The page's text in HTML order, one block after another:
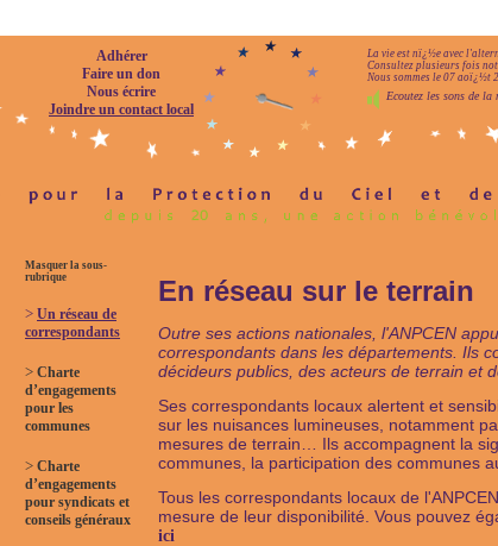
Adhérer
Faire un don
Nous écrire
Joindre un contact local
La vie est nï¿½e avec
Consultez plusieurs fois
Nous sommes le 07 aoï¿½t
Ecoutez les sons de
Masquer la sous-
rubrique
> Un réseau de
correspondants
> Charte
d’engagements
pour les
communes
> Charte
d’engagements
pour syndicats et
conseils généraux
En réseau sur le terrain
Outre ses actions nationales, l'ANPCEN
correspondants dans les départements. Ils
décideurs publics, des acteurs de terrain et
Ses correspondants locaux alertent et
sur les nuisances lumineuses, notamment
mesures de terrain… Ils accompagnent la
communes, la participation des communes
Tous les correspondants locaux de
mesure de leur disponibilité. Vous pouvez
ici